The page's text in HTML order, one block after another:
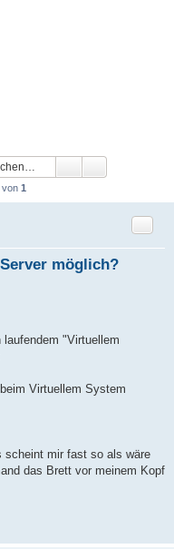
von 1
möglich?
Zitat
"Virtuellem
Virtuellem System
scheint mir fast so als wäre
das Brett vor meinem Kopf